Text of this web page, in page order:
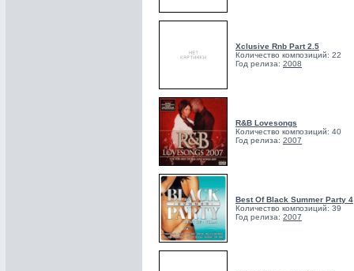
Xclusive Rnb Part 2.5
Количество композиций: 22
Год релиза: 2008
R&B Lovesongs
Количество композиций: 40
Год релиза: 2007
Best Of Black Summer Party 4
Количество композиций: 39
Год релиза: 2007